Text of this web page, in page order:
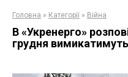
Головна » Категорії » Війна
В «Укренерго»
грудня